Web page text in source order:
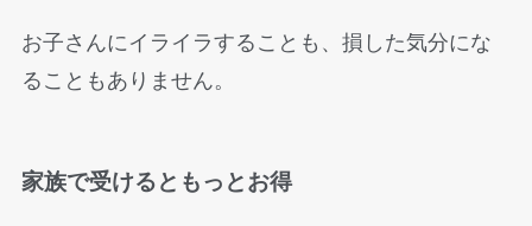
お子さんにイライラすることも、損した気分にな
ることもありません。
家族で受けるともっとお得